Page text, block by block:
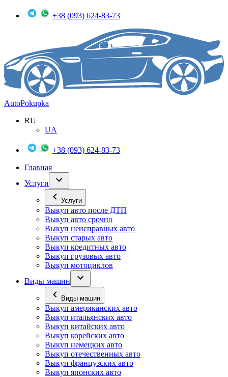
+38 (093) 624-83-73
AutoPokupka
RU
UA
+38 (093) 624-83-73
Главная
Услуги
Услуги
Выкуп авто после ДТП
Выкуп авто срочно
Выкуп неисправных авто
Выкуп старых авто
Выкуп кредитных авто
Выкуп грузовых авто
Выкуп мотоциклов
Виды машин
Виды машин
Выкуп американских авто
Выкуп итальянских авто
Выкуп китайских авто
Выкуп корейских авто
Выкуп немецких авто
Выкуп отечественных авто
Выкуп французских авто
Выкуп японских авто